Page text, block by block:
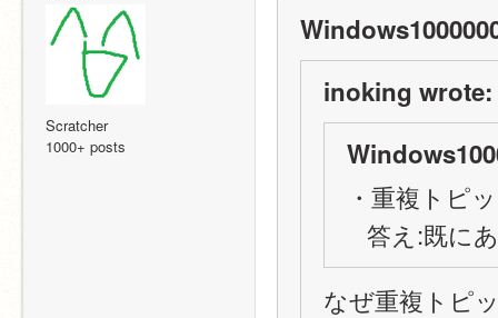
Scratcher
1000+ posts
inoking wrote:
・重複トピ
答え:既
なぜ重複トピ